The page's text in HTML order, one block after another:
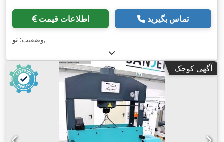
اطلاعات قیمت تماس بگیرید
وضعیت: نو ,
آگهی کوچک